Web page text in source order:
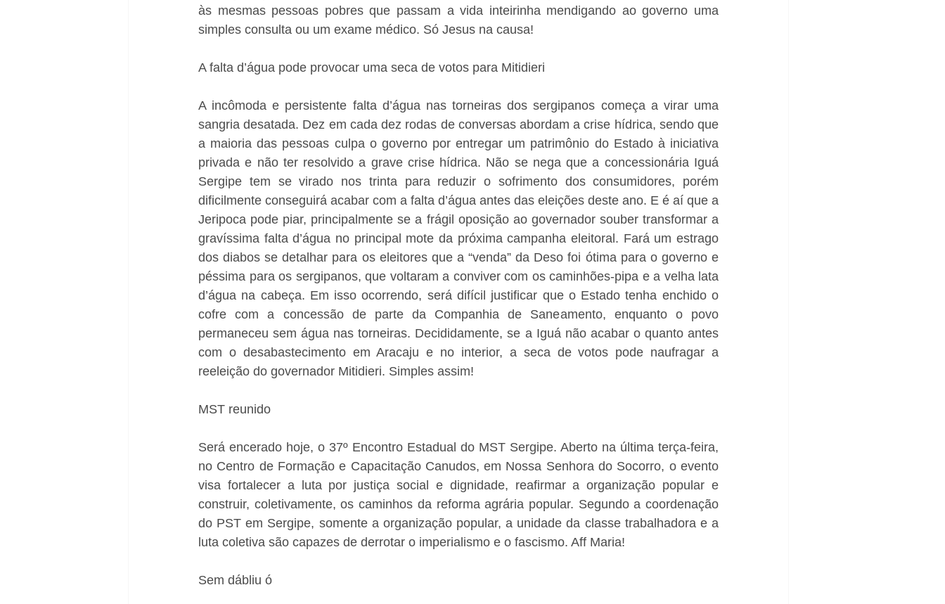
às mesmas pessoas pobres que passam a vida inteirinha mendigando ao governo uma
simples consulta ou um exame médico. Só Jesus na causa!
A falta d’água pode provocar uma seca de votos para Mitidieri
A incômoda e persistente falta d’água nas torneiras dos sergipanos começa a virar uma
sangria desatada. Dez em cada dez rodas de conversas abordam a crise hídrica, sendo que
a maioria das pessoas culpa o governo por entregar um patrimônio do Estado à iniciativa
privada e não ter resolvido a grave crise hídrica. Não se nega que a concessionária Iguá
Sergipe tem se virado nos trinta para reduzir o sofrimento dos consumidores, porém
dificilmente conseguirá acabar com a falta d’água antes das eleições deste ano. E é aí que a
Jeripoca pode piar, principalmente se a frágil oposição ao governador souber transformar a
gravíssima falta d’água no principal mote da próxima campanha eleitoral. Fará um estrago
dos diabos se detalhar para os eleitores que a “venda” da Deso foi ótima para o governo e
péssima para os sergipanos, que voltaram a conviver com os caminhões-pipa e a velha lata
d’água na cabeça. Em isso ocorrendo, será difícil justificar que o Estado tenha enchido o
cofre com a concessão de parte da Companhia de Saneamento, enquanto o povo
permaneceu sem água nas torneiras. Decididamente, se a Iguá não acabar o quanto antes
com o desabastecimento em Aracaju e no interior, a seca de votos pode naufragar a
reeleição do governador Mitidieri. Simples assim!
MST reunido
Será encerado hoje, o 37º Encontro Estadual do MST Sergipe. Aberto na última terça-feira,
no Centro de Formação e Capacitação Canudos, em Nossa Senhora do Socorro, o evento
visa fortalecer a luta por justiça social e dignidade, reafirmar a organização popular e
construir, coletivamente, os caminhos da reforma agrária popular. Segundo a coordenação
do PST em Sergipe, somente a organização popular, a unidade da classe trabalhadora e a
luta coletiva são capazes de derrotar o imperialismo e o fascismo. Aff Maria!
Sem dábliu ó